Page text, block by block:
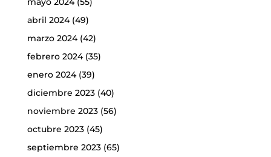
abril 2024(49)
marzo 2024(42)
febrero 2024(35)
enero 2024(39)
diciembre 2023(40)
noviembre 2023(56)
octubre 2023(45)
septiembre 2023(65)